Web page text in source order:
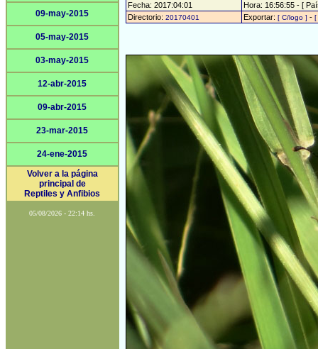
09-may-2015
05-may-2015
03-may-2015
12-abr-2015
09-abr-2015
23-mar-2015
24-ene-2015
Volver a la página
principal de
Reptiles y Anfibios
05/08/2026 - 22:14 hs.
Fecha: 2017:04:01
Hora: 16:56:55 - [
Directorio: 20170401 Exportar: [ C/logo ] - [